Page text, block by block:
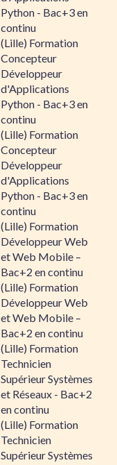
Python - Bac+3 en
continu
(Lille) Formation
Concepteur
Développeur
d'Applications
Python - Bac+3 en
continu
(Lille) Formation
Concepteur
Développeur
d'Applications
Python - Bac+3 en
continu
(Lille) Formation
Développeur Web
et Web Mobile –
Bac+2 en continu
(Lille) Formation
Développeur Web
et Web Mobile –
Bac+2 en continu
(Lille) Formation
Technicien
Supérieur Systèmes
et Réseaux - Bac+2
en continu
(Lille) Formation
Technicien
Supérieur Systèmes